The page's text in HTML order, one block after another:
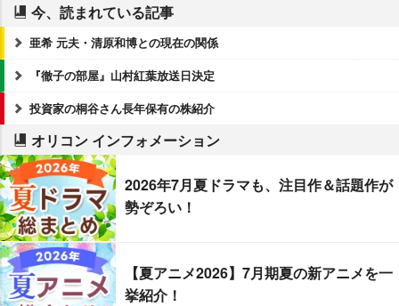
今、読まれている記事
亜希 元夫・清原和博との現在の関係
『徹子の部屋』山村紅葉放送日決定
投資家の桐谷さん長年保有の株紹介
オリコン インフォメーション
2026年7月夏ドラマも、注目作＆話題作が
勢ぞろい！
【夏アニメ2026】7月期夏の新アニメを一
挙紹介！